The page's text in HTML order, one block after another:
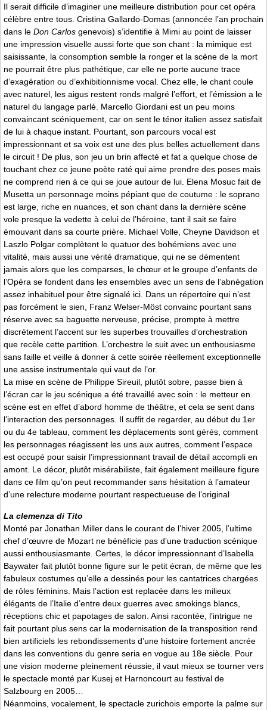
Il serait difficile d’imaginer une meilleure distribution pour cet opéra
célèbre entre tous. Cristina Gallardo-Domas (annoncée l’an prochain
dans le Don Carlos genevois) s’identifie à Mimi au point de laisser
une impression visuelle aussi forte que son chant : la mimique est
saisissante, la consomption semble la ronger et la scène de la mort
ne pourrait être plus pathétique, car elle ne porte aucune trace
d’exagération ou d’exhibitionnisme vocal. Chez elle, le chant coule
avec naturel, les aigus restent ronds malgré l’effort, et l’émission a le
naturel du langage parlé. Marcello Giordani est un peu moins
convaincant scéniquement, car on sent le ténor italien assez satisfait
de lui à chaque instant. Pourtant, son parcours vocal est
impressionnant et sa voix est une des plus belles actuellement dans
le circuit ! De plus, son jeu un brin affecté et fat a quelque chose de
touchant chez ce jeune poète raté qui aime prendre des poses mais
ne comprend rien à ce qui se joue autour de lui. Elena Mosuc fait de
Musetta un personnage moins pépiant que de coutume : le soprano
est large, riche en nuances, et son chant dans la dernière scène
vole presque la vedette à celui de l’héroïne, tant il sait se faire
émouvant dans sa courte prière. Michael Volle, Cheyne Davidson et
Laszlo Polgar complètent le quatuor des bohémiens avec une
vitalité, mais aussi une vérité dramatique, qui ne se démentent
jamais alors que les comparses, le chœur et le groupe d’enfants de
l’Opéra se fondent dans les ensembles avec un sens de l’abnégation
assez inhabituel pour être signalé ici. Dans un répertoire qui n’est
pas forcément le sien, Franz Welser-Möst convainc pourtant sans
réserve avec sa baguette nerveuse, précise, prompte à mettre
discrètement l’accent sur les superbes trouvailles d’orchestration
que recèle cette partition. L’orchestre le suit avec un enthousiasme
sans faille et veille à donner à cette soirée réellement exceptionnelle
une assise instrumentale qui vaut de l’or.
La mise en scène de Philippe Sireuil, plutôt sobre, passe bien à
l’écran car le jeu scénique a été travaillé avec soin : le metteur en
scène est en effet d’abord homme de théâtre, et cela se sent dans
l’interaction des personnages. Il suffit de regarder, au début du 1er
ou du 4e tableau, comment les déplacements sont gérés, comment
les personnages réagissent les uns aux autres, comment l’espace
est occupé pour saisir l’impressionnant travail de détail accompli en
amont. Le décor, plutôt misérabiliste, fait également meilleure figure
dans ce film qu’on peut recommander sans hésitation à l’amateur
d’une relecture moderne pourtant respectueuse de l’original
La clemenza di Tito
Monté par Jonathan Miller dans le courant de l’hiver 2005, l’ultime
chef d’œuvre de Mozart ne bénéficie pas d’une traduction scénique
aussi enthousiasmante. Certes, le décor impressionnant d’Isabella
Baywater fait plutôt bonne figure sur le petit écran, de même que les
fabuleux costumes qu’elle a dessinés pour les cantatrices chargées
de rôles féminins. Mais l’action est replacée dans les milieux
élégants de l’Italie d’entre deux guerres avec smokings blancs,
réceptions chic et papotages de salon. Ainsi racontée, l’intrigue ne
fait pourtant plus sens car la modernisation de la transposition rend
bien artificiels les rebondissements d’une histoire fortement ancrée
dans les conventions du genre seria en vogue au 18e siècle. Pour
une vision moderne pleinement réussie, il vaut mieux se tourner vers
le spectacle monté par Kusej et Harnoncourt au festival de
Salzbourg en 2005…
Néanmoins, vocalement, le spectacle zurichois emporte la palme sur